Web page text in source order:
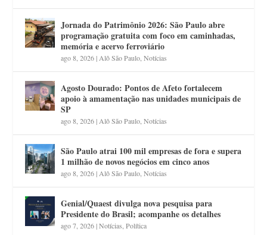
Jornada do Patrimônio 2026: São Paulo abre
programação gratuita com foco em caminhadas,
memória e acervo ferroviário
ago 8, 2026| Alô São Paulo ,Notícias
Agosto Dourado: Pontos de Afeto fortalecem
apoio à amamentação nas unidades municipais de
SP
ago 8, 2026| Alô São Paulo ,Notícias
São Paulo atrai 100 mil empresas de fora e supera
1 milhão de novos negócios em cinco anos
ago 8, 2026| Alô São Paulo ,Notícias
Genial/Quaest divulga nova pesquisa para
Presidente do Brasil; acompanhe os detalhes
ago 7, 2026|Notícias ,Política